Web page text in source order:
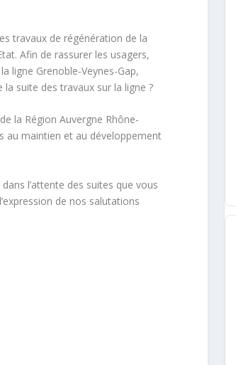
travaux de régénération de la
Afin de rassurer les usagers,
ligne Grenoble-Veynes-Gap,
suite des travaux sur la ligne ?
la Région Auvergne Rhône-
au maintien et au développement
l’attente des suites que vous
de nos salutations